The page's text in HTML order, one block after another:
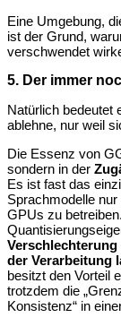
Eine Umgebung,
ist der Grund,
verschwendet
5. Der immer
Natürlich bedeutet
ablehne, nur weil
Die Essenz von
sondern in der
Es ist fast das
Sprachmodelle
GPUs zu
der Verarbeitung
besitzt den Vorteil
trotzdem die
Konsistenz“ in